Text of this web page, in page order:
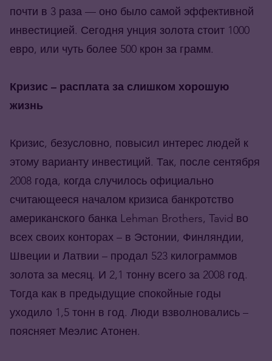
почти в 3 раза — оно было самой эффективной
инвестицией. Сегодня унция золота стоит 1000
евро, или чуть более 500 крон за грамм.
Кризис – расплата за слишком хорошую
жизнь
Кризис, безусловно, повысил интерес людей к
этому варианту инвестиций. Так, после сентября
2008 года, когда случилось официально
считающееся началом кризиса банкротство
американского банка Lehman Brothers, Tavid во
всех своих конторах – в Эстонии, Финляндии,
Швеции и Латвии – продал 523 килограммов
золота за месяц. И 2,1 тонну всего за 2008 год.
Тогда как в предыдущие спокойные годы
уходило 1,5 тонн в год. Люди взволновались –
поясняет Меэлис Атонен.